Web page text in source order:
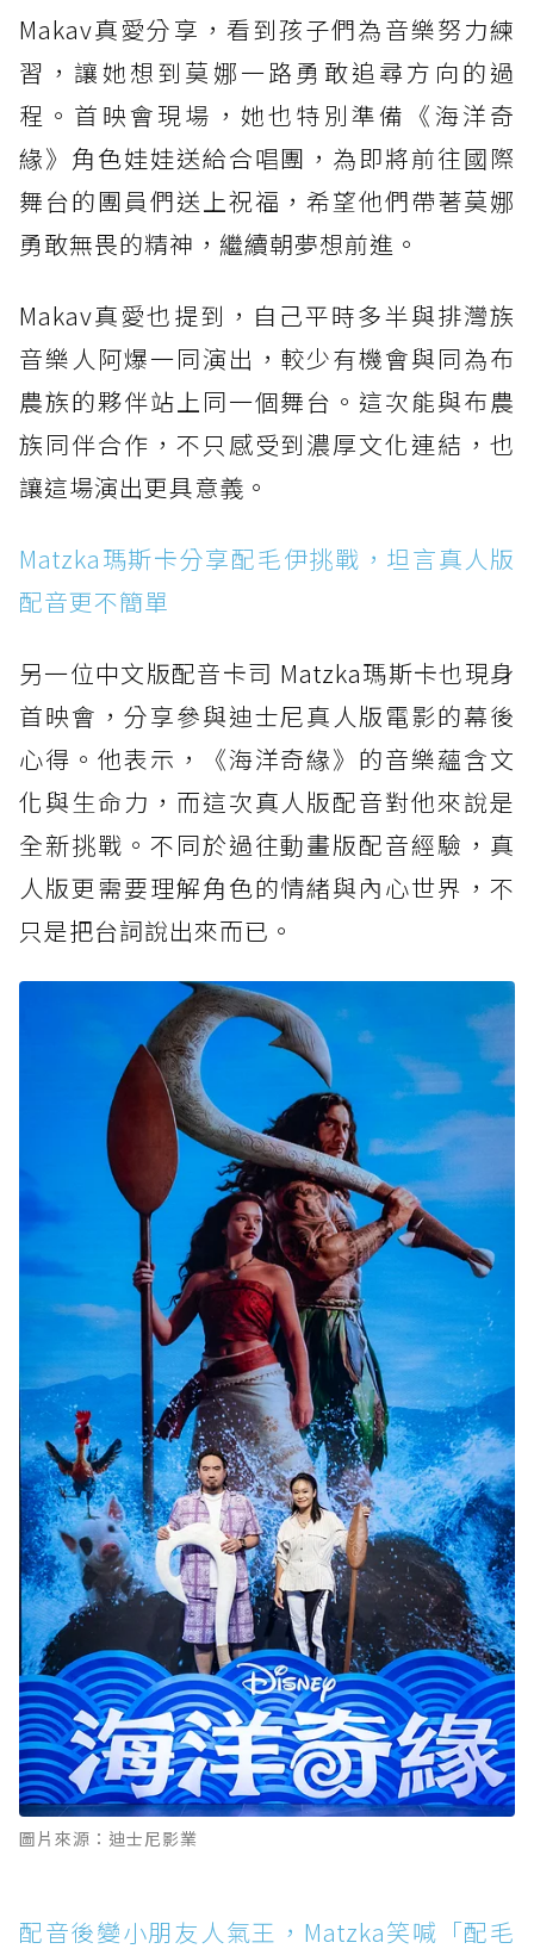
Makav真愛分享，看到孩子們為音樂努力練
習，讓她想到莫娜一路勇敢追尋方向的過
程。首映會現場，她也特別準備《海洋奇
緣》角色娃娃送給合唱團，為即將前往國際
舞台的團員們送上祝福，希望他們帶著莫娜
勇敢無畏的精神，繼續朝夢想前進。
Makav真愛也提到，自己平時多半與排灣族
音樂人阿爆一同演出，較少有機會與同為布
農族的夥伴站上同一個舞台。這次能與布農
族同伴合作，不只感受到濃厚文化連結，也
讓這場演出更具意義。
Matzka瑪斯卡分享配毛伊挑戰，坦言真人版
配音更不簡單
另一位中文版配音卡司 Matzka瑪斯卡也現身
首映會，分享參與迪士尼真人版電影的幕後
心得。他表示，《海洋奇緣》的音樂蘊含文
化與生命力，而這次真人版配音對他來說是
全新挑戰。不同於過往動畫版配音經驗，真
人版更需要理解角色的情緒與內心世界，不
只是把台詞說出來而已。
圖片來源：迪士尼影業
配音後變小朋友人氣王，Matzka笑喊「配毛